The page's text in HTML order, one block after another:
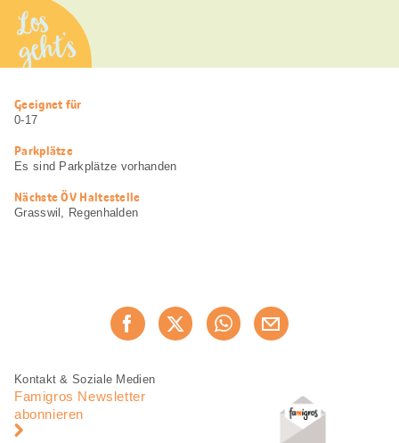
Los
geht’s
Nützliche
Informationen
Geeignet für
0-17
Parkplätze
Es sind Parkplätze vorhanden
Nächste ÖV Haltestelle
Grasswil, Regenhalden
Jetzt weiterempfehlen
Fusszeile
Fusszeile
Navigation
Kontakt & Soziale Medien
Famigros Newsletter
abonnieren